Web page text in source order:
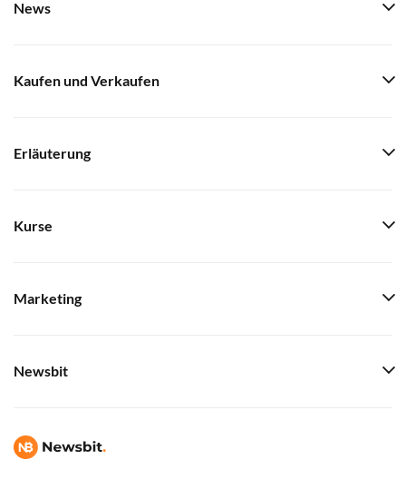
News
Kaufen und Verkaufen
Erläuterung
Kurse
Marketing
Newsbit